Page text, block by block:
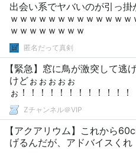
出会い系でヤバいのが引っ掛
ｗｗｗｗｗｗｗｗｗｗｗｗｗ
ｗｗｗｗｗｗｗｗ
匿名だって真剣
【緊急】窓に鳥が激突して逃
けどぉぉぉぉぉ
ぉ！！！！！！！！！！！！
Zチャンネル＠VIP
【アクアリウム】これから
げるんだが、アドバイスくれ